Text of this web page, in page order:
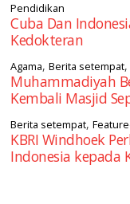
Pendidikan
Cuba Dan
Kedokteran
Agama,Berita setempat
Muhammadiyah
Kembali Masjid
Berita setempat,
KBRI Windhoek
Indonesia kepada